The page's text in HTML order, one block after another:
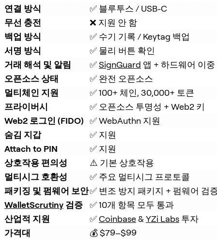
연결 방식
✅ 블루투스 / USB-C
무선 충전
❌ 지원 안 함
백업 방식
✅ 수기 기록 / Keytag 백업
서명 방식
✅ 물리 버튼 확인
거래 해석 및 알림
✅ SignGuard 앱 + 하드웨어 이
오픈소스 상태
✅ 완전 오픈소스
멀티체인 지원
✅ 100+ 체인, 30,000+ 토큰
프라이버시
✅ 오픈소스 투명성 + Web2 키
Web2 로그인 (FIDO)
✅ WebAuthn 지원
숨김 지갑
✅ 지원
Attach to PIN
✅ 지원
상호작용 편의성
⚠️ 기본 상호작용
멀티시그 호환성
✅ 주요 멀티시그 프로토콜
패키징 및 펌웨어 보안✅ 변조 방지 패키지 + 펌웨어 검
WalletScrutiny 검증
✅ 10개 항목 모두 통과
산업적 지원
✅ Coinbase & YZi Labs 투자
가격대
💰 $79–$99